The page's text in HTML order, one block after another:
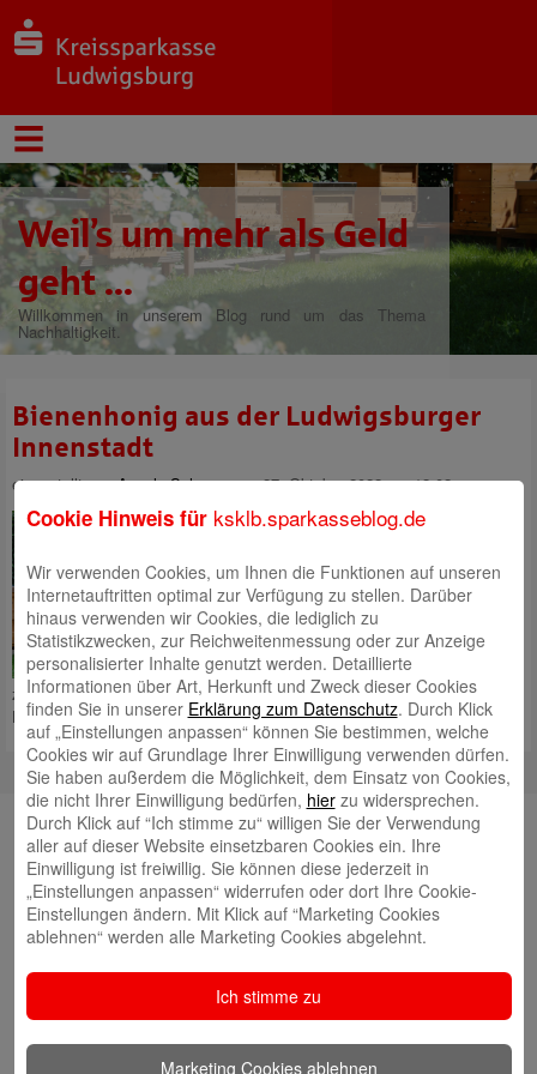
Weil’s um mehr als Geld
geht ...
Willkommen in unserem Blog rund um das Thema
Nachhaltigkeit.
Bienenhonig aus der Ludwigsburger
Innenstadt
eingestellt vonAngela Schauppam 27. Oktober 2022 um 12:02
Think global, act local. Dieses
das Denken und Handeln in
unserer Gesellschaft. Gerade
auch wenn es um das große
Thema Nachhaltigkeit geht,
gewinnt dieses Prinzip
zunehmend an Bedeutung. Und Nachhaltigkeit spielt bei der
Kreissparkasse LudwigsburgMehr lesen
Neueste Beiträge
Neuer Nachhaltigkeitsbericht jetzt online!
Landessieger: Besigheimer Schule ist
Energiesparmeister 2026
Neue Heimat für Mehlschwalben
Spatenstich für „grünes Herz“ von Ludwigsburg
Starkes Signal für Klimaschutz und Wirtschaftlichkeit
Cookie Hinweis für ksklb.sparkasseblog.de
Wir verwenden Cookies, um Ihnen die Funktionen auf unseren
Internetauftritten optimal zur Verfügung zu stellen. Darüber
hinaus verwenden wir Cookies, die lediglich zu
Statistikzwecken, zur Reichweitenmessung oder zur Anzeige
personalisierter Inhalte genutzt werden. Detaillierte
Informationen über Art, Herkunft und Zweck dieser Cookies
finden Sie in unserer Erklärung zum Datenschutz. Durch Klick
auf „Einstellungen anpassen“ können Sie bestimmen, welche
Cookies wir auf Grundlage Ihrer Einwilligung verwenden dürfen.
Sie haben außerdem die Möglichkeit, dem Einsatz von Cookies,
die nicht Ihrer Einwilligung bedürfen, hierzu widersprechen.
Durch Klick auf “Ich stimme zu“ willigen Sie der Verwendung
aller auf dieser Website einsetzbaren Cookies ein. Ihre
Einwilligung ist freiwillig. Sie können diese jederzeit in
„Einstellungen anpassen“ widerrufen oder dort Ihre Cookie-
Einstellungen ändern. Mit Klick auf “Marketing Cookies
ablehnen“ werden alle Marketing Cookies abgelehnt.
Ich stimme zu
Marketing Cookies ablehnen